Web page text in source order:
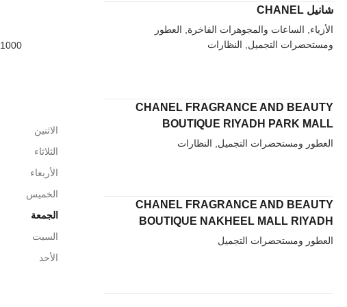
شانيل CHANEL
الأزياء, الساعات والمجوهرات الفاخرة, العطور
ومستحضرات التجميل, النظارات
CHANEL FRAGRANCE AND BEAUTY
BOUTIQUE RIYADH PARK MALL
العطور ومستحضرات التجميل, النظارات
CHANEL FRAGRANCE AND BEAUTY
BOUTIQUE NAKHEEL MALL RIYADH
العطور ومستحضرات التجميل
1000 3rd Avenue Floors 1, 4, And 5,
الاثنين
الثلاثاء
الأربعاء
الخميس
الجمعة
السبت
الأحد